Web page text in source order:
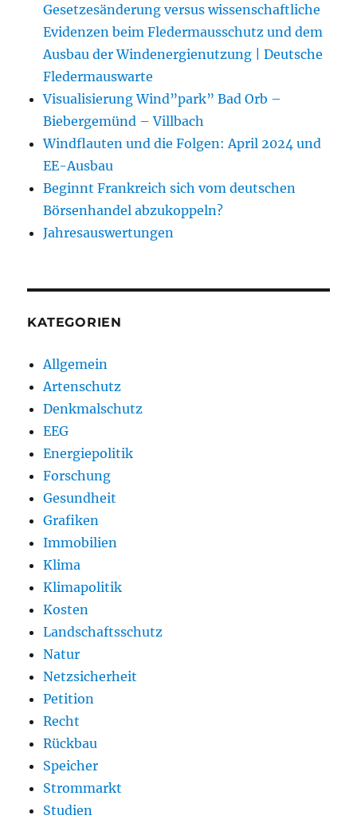
Gesetzesänderung versus wissenschaftliche
Evidenzen beim Fledermausschutz und dem
Ausbau der Windenergienutzung | Deutsche
Fledermauswarte
Visualisierung Wind”park” Bad Orb –
Biebergemünd – Villbach
Windflauten und die Folgen: April 2024 und
EE-Ausbau
Beginnt Frankreich sich vom deutschen
Börsenhandel abzukoppeln?
Jahresauswertungen
KATEGORIEN
Allgemein
Artenschutz
Denkmalschutz
EEG
Energiepolitik
Forschung
Gesundheit
Grafiken
Immobilien
Klima
Klimapolitik
Kosten
Landschaftsschutz
Natur
Netzsicherheit
Petition
Recht
Rückbau
Speicher
Strommarkt
Studien